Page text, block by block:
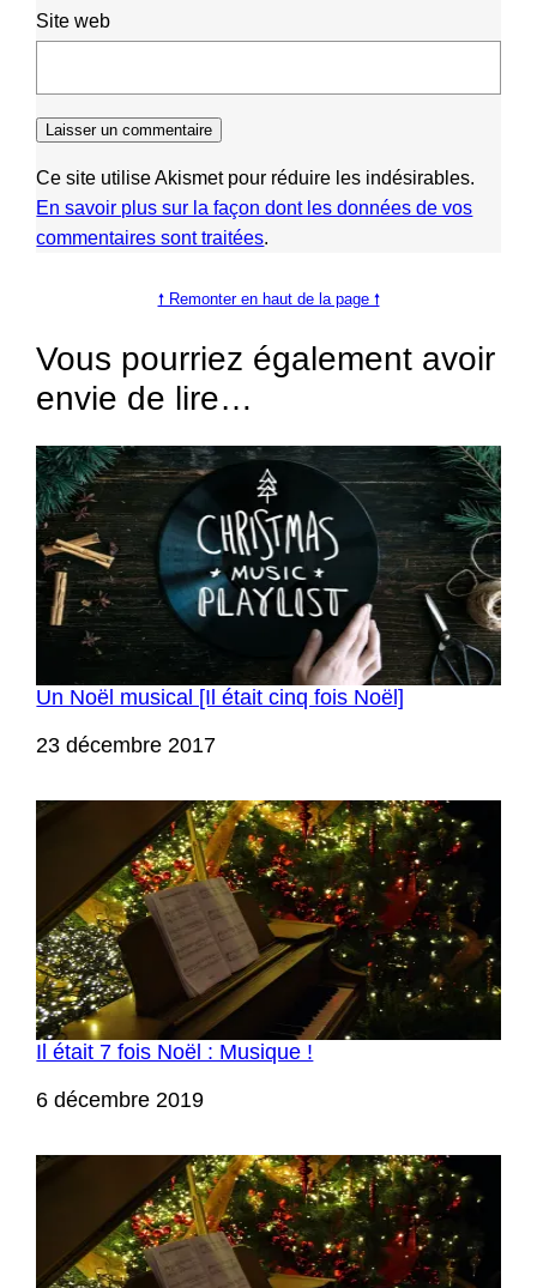
Site web
Ce site utilise Akismet pour réduire les indésirables.
En savoir plus sur la façon dont les données de vos
commentaires sont traitées.
🠕 Remonter en haut de la page 🠕
Vous pourriez également avoir
envie de lire…
Un Noël musical [Il était cinq fois Noël]
Date
23 décembre 2017
Il était 7 fois Noël : Musique !
Date
6 décembre 2019